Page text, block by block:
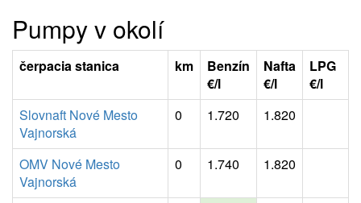
Pumpy v okolí
čerpacia stanica km
Benzín
€/l
Nafta
€/l
LPG
€/l
Slovnaft Nové Mesto
Vajnorská
0 1.720 1.820
OMV Nové Mesto
Vajnorská
0 1.740 1.820